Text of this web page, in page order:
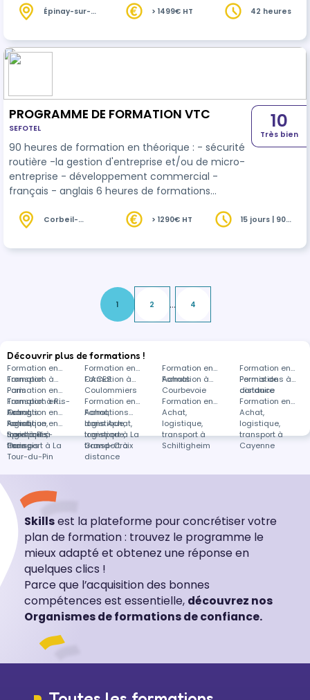
motorisés à deux ou trois roues • Connaître la ré…
Épinay-sur-
> 1499€ HT 42 heures
PROGRAMME DE FORMATION VTC
SEFOTEL
90 heures de formation en théorique : - sécurité
routière -la gestion d'entreprise et/ou de micro-
entreprise - développement commercial -
français - anglais 6 heures de formations
relationnelle - la gestion du comportement et
facturation clientèle
10
Très bien
Corbeil-
> 1290€ HT
15 jours | 90
1 2 ... 4
Découvrir plus de formations !
Formation en
Transport
Formation en
CACES
Formation en
Achats
Formation en
Permis de
conduire
Formation à
Paris
Formation à
Coulommiers
Formation à
Courbevoie
Formations à
distance
Formation en
Transport à Ris-
Orangis
Formation en
Achat,
logistique,
transport à
Paris
Formation en
Achat,
logistique,
transport à La
Grand-Croix
Formation en
Achat,
logistique,
transport à
Schiltigheim
Formation en
Achat,
logistique,
transport à
Cayenne
Formation en
Achat,
logistique,
transport à La
Tour-du-Pin
Formations
dans Achat,
logistique,
transport à
distance
Formation en
Sport à Ris-
Orangis
Skillsest la plateforme pour concrétiser votre
plan de formation : trouvez le programme le
mieux adapté et obtenez une réponse en
quelques clics !
Parce que l’acquisition des bonnes
compétences est essentielle, découvrez nos
Organismes de formations de confiance.